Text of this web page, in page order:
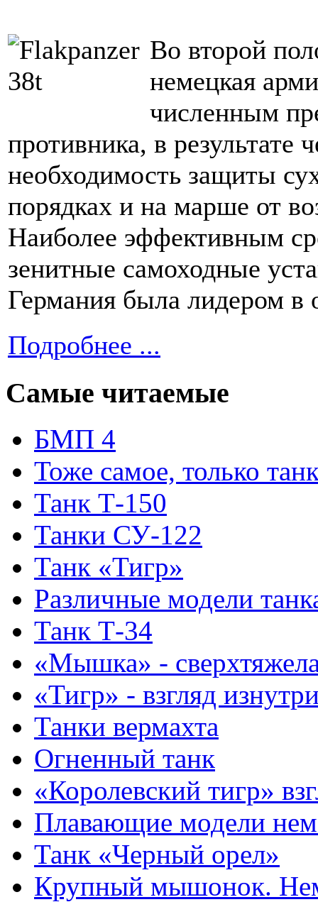
Во второй
немецкая
численным
противника, в результате
необходимость защиты
порядках и на марше от
Наиболее эффективным
зенитные самоходные
Германия была лидером в
Подробнее ...
Самые читаемые
БМП 4
Тоже самое, только
Танк Т-150
Танки СУ-122
Танк «Тигр»
Различные модели
Танк Т-34
«Мышка» -
«Тигр» - взгляд
Танки вермахта
Огненный танк
«Королевский тигр»
Плавающие модели
Танк «Черный орел»
Крупный мышонок.